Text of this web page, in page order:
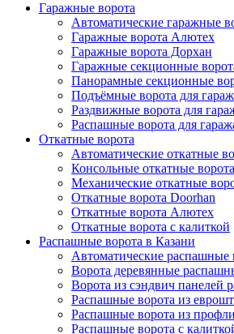
Гаражные ворота
Автоматические гаражные
Гаражные ворота Алютех
Гаражные ворота Дорхан
Гаражные секционные
Панорамные секционные
Подъёмные ворота для
Раздвижные ворота для
Распашные ворота для
Откатные ворота
Автоматические откатные
Консольные откатные ворота
Механические откатные
Откатные ворота Doorhan
Откатные ворота Алютех
Откатные ворота с калиткой
Распашные ворота в Казани
Автоматические распашные
Ворота деревянные
Ворота из сэндвич панелей
Распашные ворота из
Распашные ворота из
Распашные ворота с